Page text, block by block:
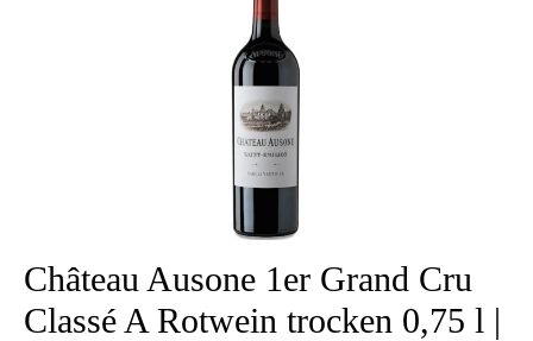
Château Ausone 1er Grand Cru
Classé A Rotwein trocken 0,75 l |